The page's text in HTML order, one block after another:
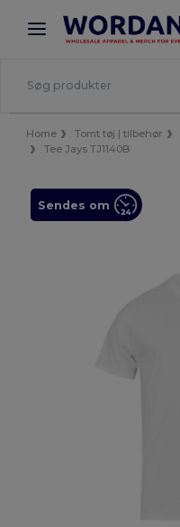
× Wordans-app
Bedre priser i appen!
Home Tomt tøj | tilbehør
Tee Jays TJ1140B
Sendes om